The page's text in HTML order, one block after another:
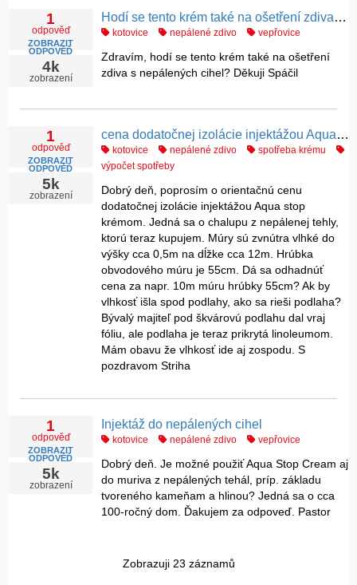
1
odpověď
ZOBRAZIT
ODPOVĚĎ
4k
zobrazení
kotovice nepálené zdivo vepřovice
Zdravím, hodí se tento krém také na ošetření
zdiva s nepálených cihel? Děkuji Spáčil
1
odpověď
ZOBRAZIT
ODPOVĚĎ
5k
zobrazení
kotovice nepálené zdivo
spotřeba krému
výpočet spotřeby
Dobrý deň, poprosím o orientačnú cenu
dodatočnej izolácie injektážou Aqua stop
krémom. Jedná sa o chalupu z nepálenej tehly,
ktorú teraz kupujem. Múry sú zvnútra vlhké do
výšky cca 0,5m na dĺžke cca 12m. Hrúbka
obvodového múru je 55cm. Dá sa odhadnúť
cena za napr. 10m múru hrúbky 55cm? Ak by
vlhkosť išla spod podlahy, ako sa rieši podlaha?
Bývalý majiteľ pod škvárovú podlahu dal vraj
fóliu, ale podlaha je teraz prikrytá linoleumom.
Mám obavu že vlhkosť ide aj zospodu. S
pozdravom Striha
1
odpověď
ZOBRAZIT
ODPOVĚĎ
5k
zobrazení
Injektáž do nepálených cihel
kotovice nepálené zdivo vepřovice
Dobrý deň. Je možné použiť Aqua Stop Cream aj
do muriva z nepálených tehál, príp. základu
tvoreného kameňam a hlinou? Jedná sa o cca
100-ročný dom. Ďakujem za odpoveď. Pastor
Zobrazuji 23 záznamů